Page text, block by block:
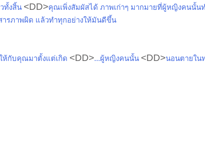
ทั้งสิ้น <DD>คุณเพิ่งสัมผัสได้ ภาพเก่าๆ มากมายที่ผู้หญิงคนนั้น
ารภาพผิด แล้วทำทุกอย่างให้มันดีขึ้น
ห้กับคุณมาตั้งแต่เกิด <DD>...ผู้หญิงคนนั้น <DD>นอนตายใ